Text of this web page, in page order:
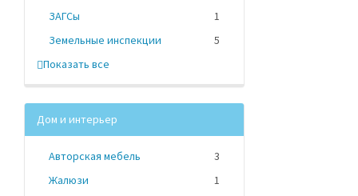
ЗАГСы
1
Земельные инспекции
5
Показать все
Дом и интерьер
Авторская мебель
3
Жалюзи
1